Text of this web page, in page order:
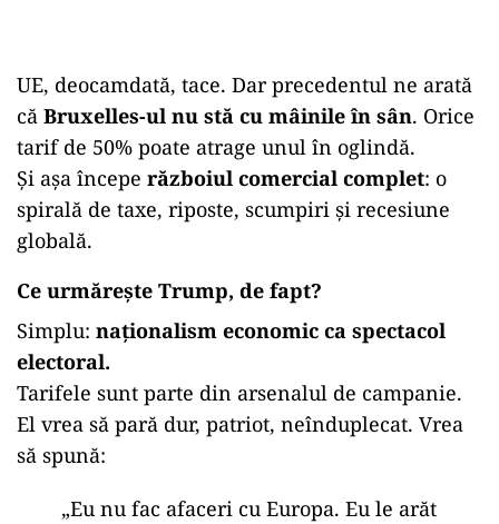
UE, deocamdată, tace. Dar precedentul ne arată
că Bruxelles-ul nu stă cu mâinile în sân. Orice
tarif de 50% poate atrage unul în oglindă.
Și așa începe războiul comercial complet: o
spirală de taxe, riposte, scumpiri și recesiune
globală.
Ce urmărește Trump, de fapt?
Simplu: naționalism economic ca spectacol
electoral.
Tarifele sunt parte din arsenalul de campanie.
El vrea să pară dur, patriot, neînduplecat. Vrea
să spună:
„Eu nu fac afaceri cu Europa. Eu le arăt